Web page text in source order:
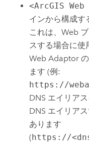
<ArcGIS
インから構成
これは、Web
スする場合に
Web Adaptor
ます (例:
https://
DNS エイリア
DNS エイリア
あります
(https://